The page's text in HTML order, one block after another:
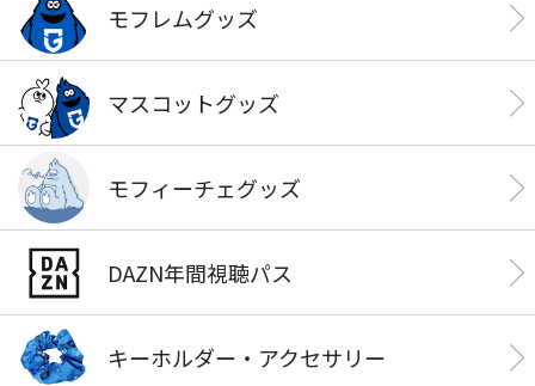
モフレムグッズ
マスコットグッズ
モフィーチェグッズ
DAZN年間視聴パス
キーホルダー・アクセサリー